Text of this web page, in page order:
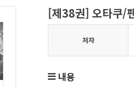
[제38권] 오타쿠/
저자
내용